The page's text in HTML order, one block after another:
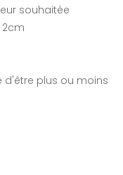
souhaitée
2cm
d'être plus ou moins